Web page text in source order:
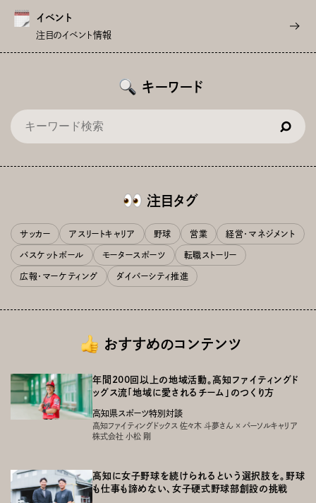
イベント
注目のイベント情報
キーワード
注目タグ
サッカー アスリートキャリア 野球 営業 経営・マネジメント
バスケットボール モータースポーツ 転職ストーリー
広報・マーケティング ダイバーシティ推進
おすすめのコンテンツ
年間200回以上の地域活動。高知ファイティングド
ッグス流「地域に愛されるチーム」のつくり方
高知県スポーツ特別対談
高知ファイティングドックス 佐々木 斗夢さん × パーソルキャリア
株式会社 小松 剛
高知に女子野球を続けられるという選択肢を。野球
も仕事も諦めない、女子硬式野球部創設の挑戦